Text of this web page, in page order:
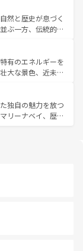
力を心ゆくまで味
韓国情報はコンテンツ一
の古い町並みやホ
、独特の雰囲気を
かさとおいしさで
ーヒーなどは、ぜ
もあたたかい人々
れられない旅にな
然と歴史が息づく
ぶ一方、伝統的な
マイなどの山岳地
トやクラビの美し
できる。タイ料理
にも異なる楽しみ
、仏教を中心とし
る旅人を魅了し続
有のエネルギーを
大な景色、近未来
スポットが密集し
魅力。息をのむよ
存分に楽しみ尽く
独自の魅力を放つ
リーナベイ、歴史
外せないスポット